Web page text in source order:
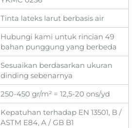
Tinta lateks larut berbasis air
Hubungi kami untuk rincian 49
bahan punggung yang berbeda
Sesuaikan berdasarkan ukuran
dinding sebenarnya
250-450 gr/m² = 12,5-20 ons/yd
Kepatuhan terhadap EN 13501, B /
ASTM E84, A / GB B1